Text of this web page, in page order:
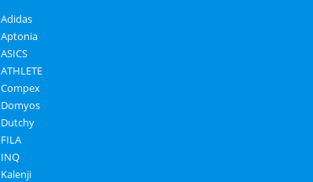
Adidas
Aptonia
ASICS
ATHLETE
Compex
Domyos
Dutchy
FILA
INQ
Kalenji